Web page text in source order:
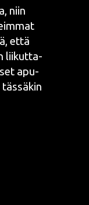
niin
että
lii­kut­ta­
apu­